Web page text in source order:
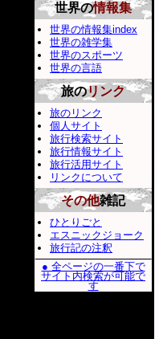
世界の情報集
世界の情報集index
世界の雑学集
世界のスポーツ
世界の言語
旅のリンク
旅のリンク
個人サイト
旅行検索サイト
旅行情報サイト
旅行活用サイト
リンクについて
その他雑記
ひとりごと
エスニックジョーク
旅行記の注釈
● 全ページの一番下で
サイト内検索が可能で
す